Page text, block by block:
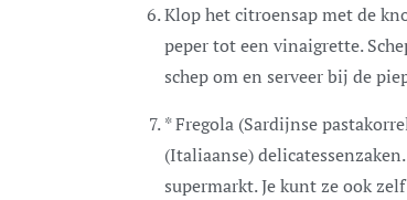
Klop het citroensap met de
peper tot een vinaigrette.
schep om en serveer bij de
* Fregola (Sardijnse
(Italiaanse)
supermarkt. Je kunt ze ook